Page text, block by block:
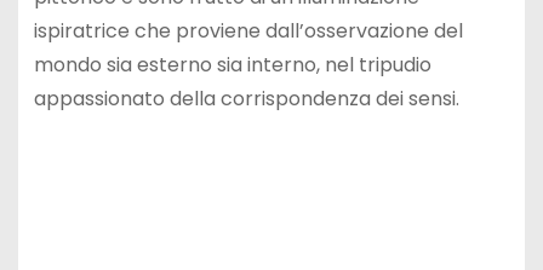
ispiratrice che proviene dall’osservazione del
mondo sia esterno sia interno, nel tripudio
appassionato della corrispondenza dei sensi.